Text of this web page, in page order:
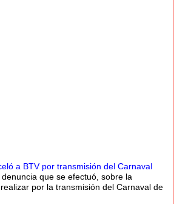
a BTV por transmisión del Carnaval
que se efectuó, sobre la
por la transmisión del Carnaval de